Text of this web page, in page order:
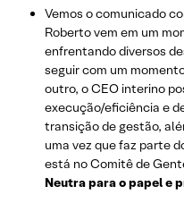
Vemos o comunicado
Roberto vem em um
enfrentando diversos
seguir com um
outro, o CEO interino
execução/eficiência e
transição de gestão,
uma vez que faz parte
está no Comitê de
Neutra para o papel e